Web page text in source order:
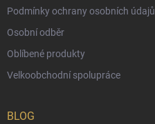
Podmínky ochrany osobních údajů
Osobní odběr
Oblíbené produkty
Velkoobchodní spolupráce
BLOG